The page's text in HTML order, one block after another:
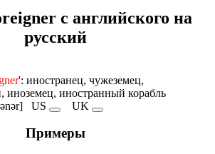
с английского на
русский
': иностранец, чужеземец,
иноземец, иностранный корабль
US UK
Примеры